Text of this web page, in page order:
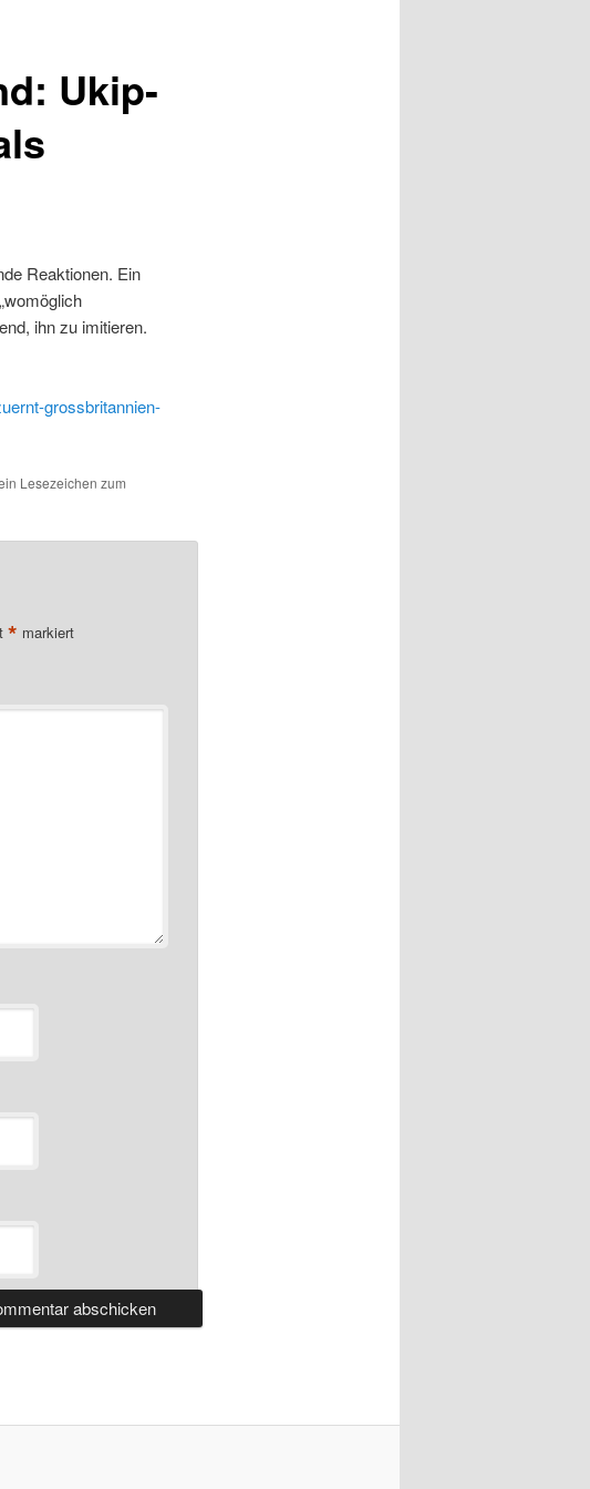
Ukip-
Reaktionen. Ein
ihn zu imitieren.
grossbritannien-
Lesezeichen zum
* markiert